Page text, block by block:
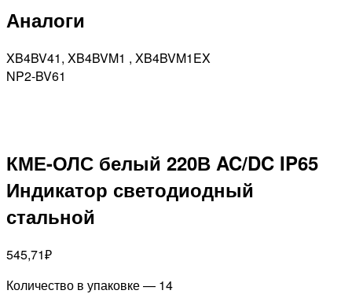
Аналоги
XB4BV41, XB4BVM1 , XB4BVM1EX
NP2-BV61
КМЕ-ОЛС белый 220В AC/DC IP65
Индикатор светодиодный
стальной
545,71₽
Количество в упаковке — 14